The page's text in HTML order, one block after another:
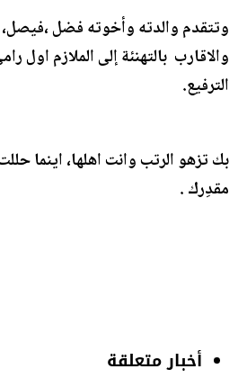
وتتقدم والدته وأخوته فضل ،فيصل،
والاقارب بالتهنئة إلى الملازم اول
الترفيع.
بك تزهو الرتب وانت اهلها، اينما
مقدِرك .
أخبار متعلقة